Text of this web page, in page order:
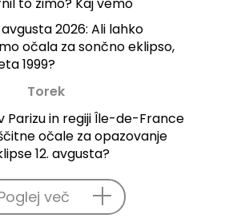
avgusta 2026: Ali lahko
očala za sončno eklipso,
1999?
Torek
Parizu in regiji Île-de-France
očale za opazovanje
12. avgusta?
več